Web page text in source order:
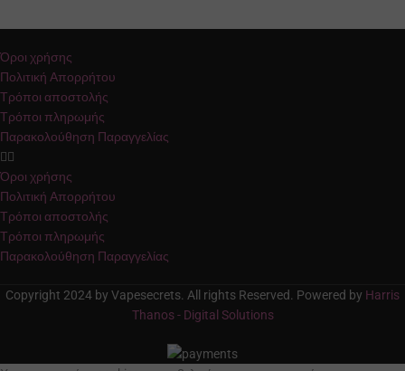
ΤΎΠΟΣ ΜΠΑΤΑΡΊΑΣ
Ενσωματωμένη
ΧΩΡΗΤΙΚΌΤΗΤΑ ΥΓΡΟΎ
2.0
BRAND Aspire
Όροι χρήσης
Πολιτική Απορρήτου
Τρόποι αποστολής
Τρόποι πληρωμής
Παρακολούθηση Παραγγελίας
Όροι χρήσης
Πολιτική Απορρήτου
Τρόποι αποστολής
Τρόποι πληρωμής
Παρακολούθηση Παραγγελίας
Copyright 2024 by Vapesecrets. All rights Reserved. Powered by Harris
Thanos - Digital Solutions